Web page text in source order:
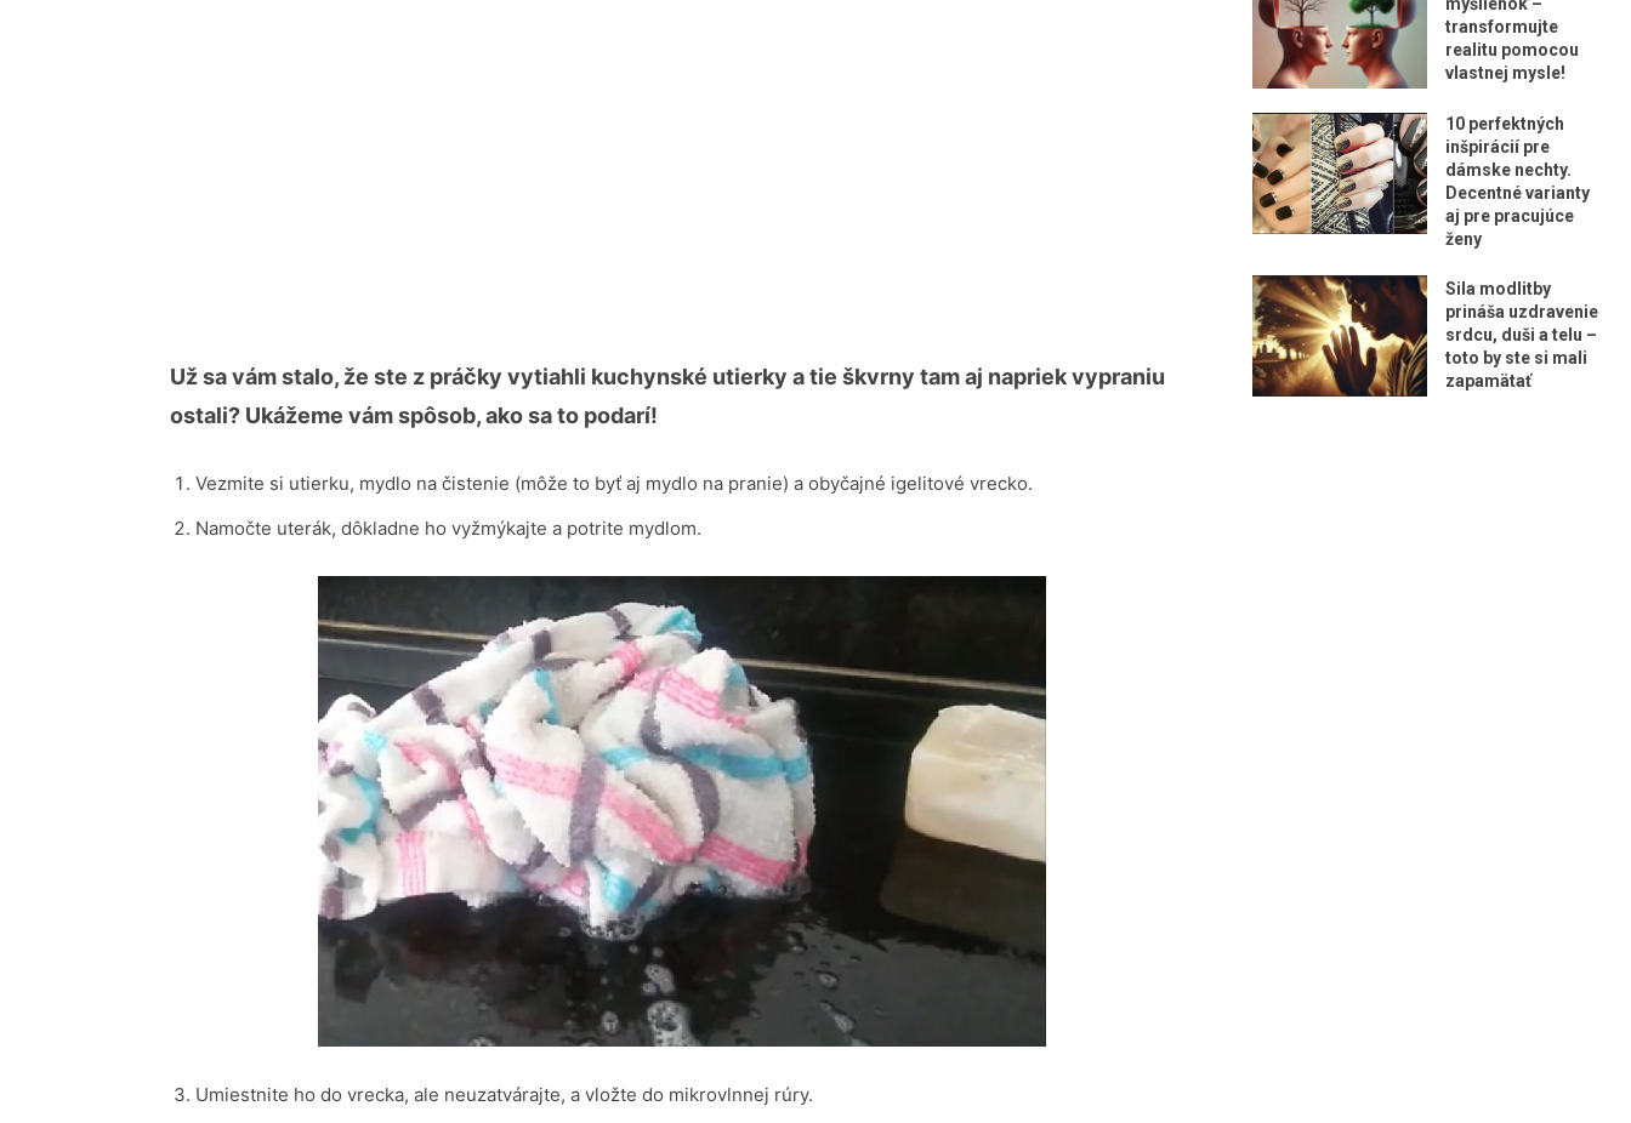
Už sa vám stalo, že ste z práčky vytiahli kuchynské utierky a tie škvrny tam aj napriek vypraniu
ostali? Ukážeme vám spôsob, ako sa to podarí!
Vezmite si utierku, mydlo na čistenie (môže to byť aj mydlo na pranie) a obyčajné igelitové vrecko.
Namočte uterák, dôkladne ho vyžmýkajte a potrite mydlom.
Umiestnite ho do vrecka, ale neuzatvárajte, a vložte do mikrovlnnej rúry.
transformujte
realitu pomocou
vlastnej mysle!
10 perfektných
inšpirácií pre
dámske nechty.
Decentné varianty
aj pre pracujúce
ženy
Sila modlitby
prináša uzdravenie
srdcu, duši a telu –
toto by ste si mali
zapamätať